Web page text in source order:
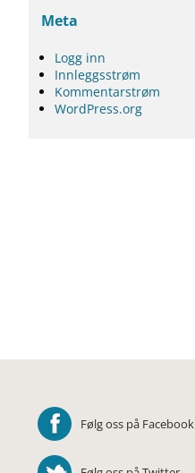
Meta
Logg inn
Innleggsstrøm
Kommentarstrøm
WordPress.org
Følg oss på Facebook